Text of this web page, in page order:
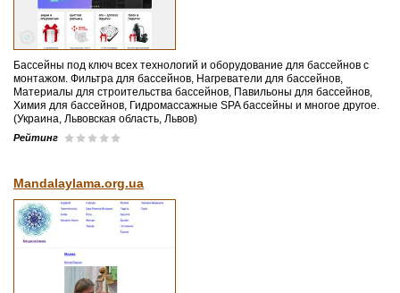
Бассейны под ключ всех технологий и оборудование для бассейнов с
монтажом. Фильтра для бассейнов, Нагреватели для бассейнов,
Материалы для строительства бассейнов, Павильоны для бассейнов,
Химия для бассейнов, Гидромассажные SPA бассейны и многое другое.
(Украина, Львовская область, Львов)
Рейтинг
Mandalaylama.org.ua